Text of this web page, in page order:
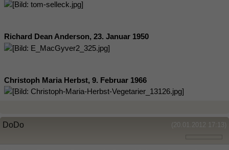
Richard Dean Anderson, 23. Januar 1950
Christoph Maria Herbst, 9. Februar 1966
(20.01.2012 17:13)
DoDo